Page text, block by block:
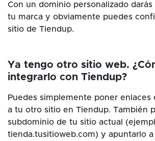
Con un dominio personalizado darás
tu marca y obviamente puedes
sitio de Tiendup.
Ya tengo otro sitio web.
integrarlo con Tiendup?
Puedes simplemente poner enlaces
a tu otro sitio en Tiendup. También
subdominio de tu sitio actual
tienda.tusitioweb.com) y apuntarlo a